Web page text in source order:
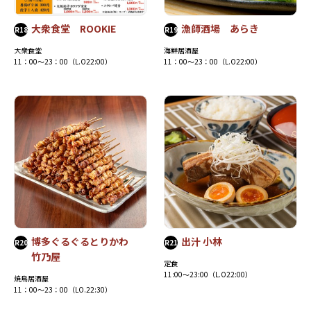
R18 大衆食堂 ROOKIE
大衆食堂
11：00～23：00（L.O22:00）
R19 漁師酒場 あらき
海鮮居酒屋
11：00～23：00（L.O22:00）
R20 博多ぐるぐるとりかわ
竹乃屋
焼鳥居酒屋
11：00～23：00（LO.22:30）
R21 出汁 小林
定食
11:00～23:00（L.O22:00）